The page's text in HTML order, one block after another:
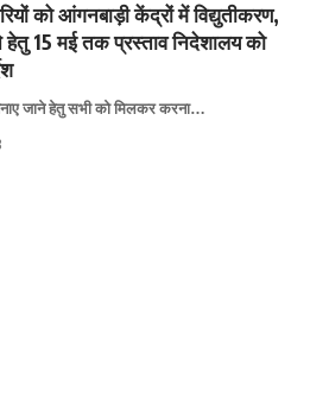
को आंगनबाड़ी केंद्रों में विद्युतीकरण,
15 मई तक प्रस्ताव निदेशालय को
जाने हेतु सभी को मिलकर करना…